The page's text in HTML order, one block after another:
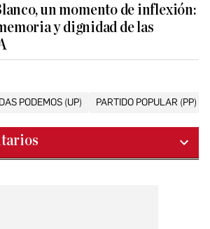
un momento de inflexión:
y dignidad de las
PODEMOS (UP) PARTIDO POPULAR (PP)